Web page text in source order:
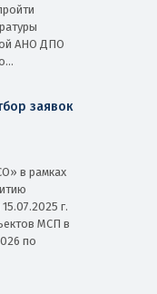
АНО ДПО
заявок
в рамках
г.
МСП в
по